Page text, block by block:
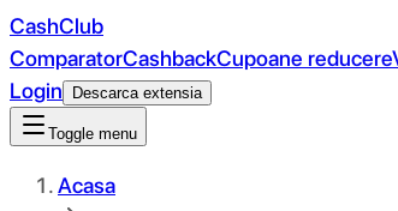
CashClub
ComparatorCashbackCupoane reducere
Login
Descarca extensia
Toggle menu
Acasa